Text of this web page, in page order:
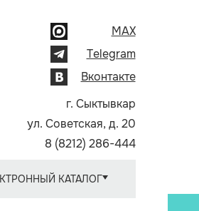
MAX
Telegram
Вконтакте
г. Сыктывкар
ул. Советская, д. 20
8 (8212) 286-444
КАТАЛОГ